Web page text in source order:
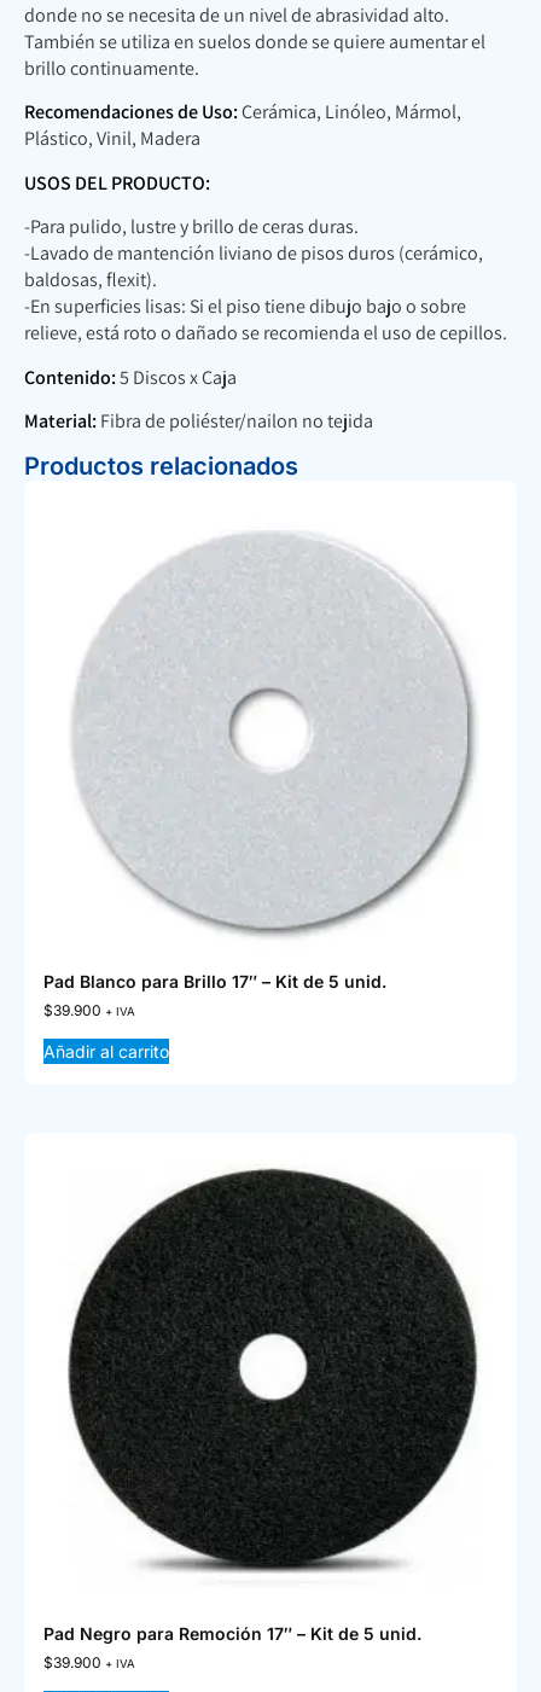
donde no se necesita de un nivel de abrasividad alto.
También se utiliza en suelos donde se quiere aumentar el
brillo continuamente.
Recomendaciones de Uso:Cerámica, Linóleo, Mármol,
Plástico, Vinil, Madera
USOS DEL PRODUCTO:
-Para pulido, lustre y brillo de ceras duras.
-Lavado de mantención liviano de pisos duros (cerámico,
baldosas, flexit).
-En superficies lisas: Si el piso tiene dibujo bajo o sobre
relieve, está roto o dañado se recomienda el uso de cepillos.
Contenido:5 Discos x Caja
Material:Fibra de poliéster/nailon no tejida
Productos relacionados
Pad Blanco para Brillo 17″ – Kit de 5 unid.
$39.900 + IVA
Añadir al carrito
Pad Negro para Remoción 17″ – Kit de 5 unid.
$39.900 + IVA